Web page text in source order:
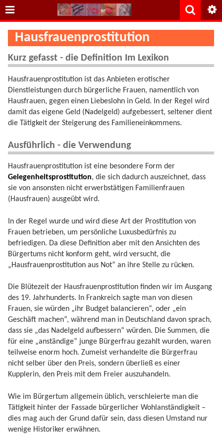
Hausfrauenprostitution
Kurz gefasst - die Definition Im Lexikon
Hausfrauenprostitution ist das Anbieten erotischer
Dienstleistungen durch bürgerliche Frauen, namentlich von
Hausfrauen, gegen einen Liebeslohn in Geld. In der Regel wird
damit das eigene Geld (Nadelgeld) aufgebessert, seltener dient
die Tätigkeit der Steigerung des Familieneinkommens.
Ausführlich - die Verwendung
Hausfrauenprostitution ist eine besondere Form der
Gelegenheitsprostitution, die sich dadurch auszeichnet, dass
sie von ansonsten nicht erwerbstätigen Familienfrauen
(Hausfrauen) ausgeübt wird.
In der Regel wurde und wird diese Art der Prostitution von
Frauen betrieben, um persönliche Luxusbedürfnis zu
befriedigen. Da diese Definition aber mit den Ansichten des
Bürgertums nicht konform geht, wird versucht, die
„Hausfrauenprostitution aus Not“ an ihre Stelle zu rücken.
Die Blütezeit der Hausfrauenprostitution finden wir im Ausgang
des 19. Jahrhunderts. In Frankreich sagte man von diesen
Frauen, sie würden „ihr Budget balancieren“, oder „ein
Geschäft machen“, während man in Deutschland davon sprach,
dass sie „das Nadelgeld aufbessern“ würden. Die Summen, die
für eine „anständige“ junge Bürgerfrau gezahlt wurden, waren
teilweise enorm hoch. Zumeist verhandelte die Bürgerfrau
nicht selber über den Preis, sondern überließ es einer
Kupplerin, den Preis mit dem Freier auszuhandeln.
Wie im Bürgertum allgemein üblich, verschleierte man die
Tätigkeit hinter der Fassade bürgerlicher Wohlanständigkeit –
dies mag auch der Grund dafür sein, dass diesen Umstand nur
wenige Historiker erwähnen.